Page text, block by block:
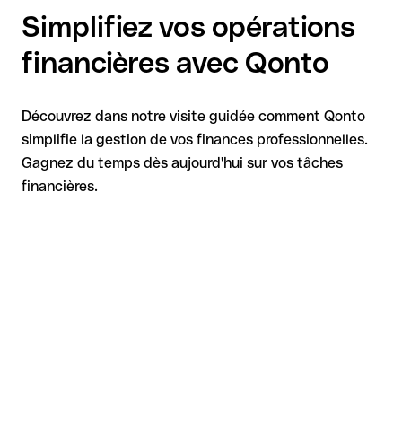
Simplifiez vos opérations
financières avec Qonto
Découvrez dans notre visite guidée comment Qonto
simplifie la gestion de vos finances professionnelles.
Gagnez du temps dès aujourd'hui sur vos tâches
financières.